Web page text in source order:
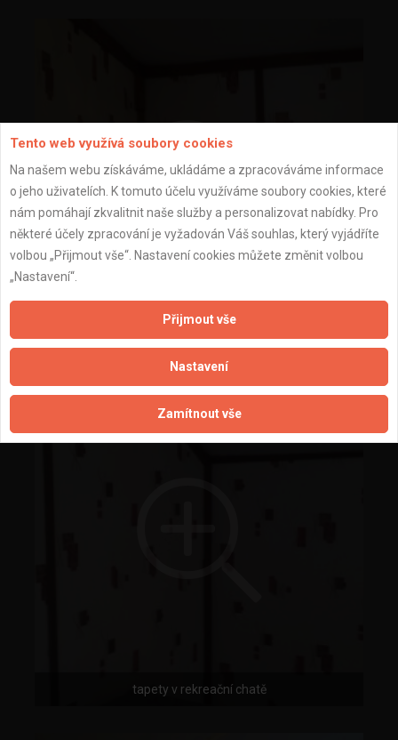
tapety v rekreační chatě
Tento web využívá soubory cookies
Na našem webu získáváme, ukládáme a zpracováváme informace
o jeho uživatelích. K tomuto účelu využíváme soubory cookies, které
nám pomáhají zkvalitnit naše služby a personalizovat nabídky. Pro
některé účely zpracování je vyžadován Váš souhlas, který vyjádříte
volbou „Přijmout vše“. Nastavení cookies můžete změnit volbou
„Nastavení“.
Přijmout vše
Nastavení
Zamítnout vše